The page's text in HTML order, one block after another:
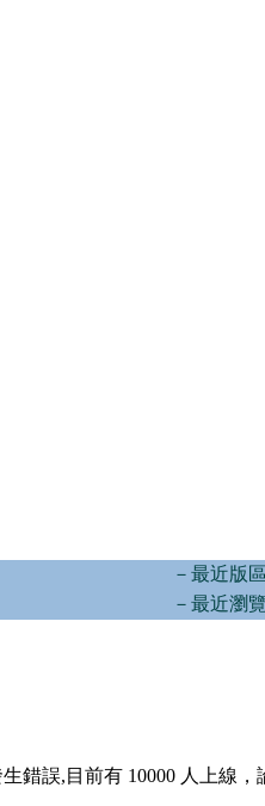
－最近版
－最近瀏
錯誤,目前有 10000 人上線